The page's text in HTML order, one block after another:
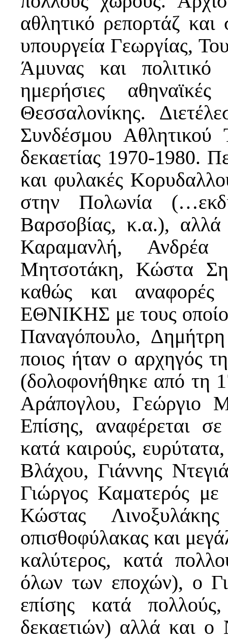
αθλητικό ρεπορτάζ
υπουργεία Γεωργίας,
Άμυνας και
ημερήσιες
Θεσσαλονίκης.
Συνδέσμου
δεκαετίας 1970-1980.
και φυλακές
στην Πολωνία
Βαρσοβίας, κ.α.), αλλά
Καραμανλή, Ανδρέα
Μητσοτάκη, Κώστα
καθώς και αναφορές
ΕΘΝΙΚΗΣ με τους
Παναγόπουλο,
ποιος ήταν ο αρχηγός
(δολοφονήθηκε από τη
Αράπογλου, Γεώργιο
Επίσης, αναφέρεται
κατά καιρούς,
Βλάχου, Γιάννης
Γιώργος Καματερός
Κώστας
οπισθοφύλακας και
καλύτερος, κατά
όλων των εποχών), ο
επίσης κατά πολλούς,
δεκαετιών) αλλά και